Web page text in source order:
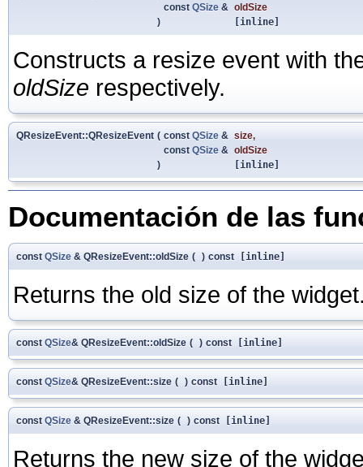
const QSize & oldSize
)
[inline]
Constructs a resize event with
oldSize respectively.
QResizeEvent::QResizeEvent ( const QSize & size,
const QSize & oldSize
)
[inline]
Documentación de las
const QSize & QResizeEvent::oldSize ( ) const [inline]
Returns the old size of the
const QSize& QResizeEvent::oldSize ( ) const [inline]
const QSize& QResizeEvent::size ( ) const [inline]
const QSize & QResizeEvent::size ( ) const [inline]
Returns the new size of the